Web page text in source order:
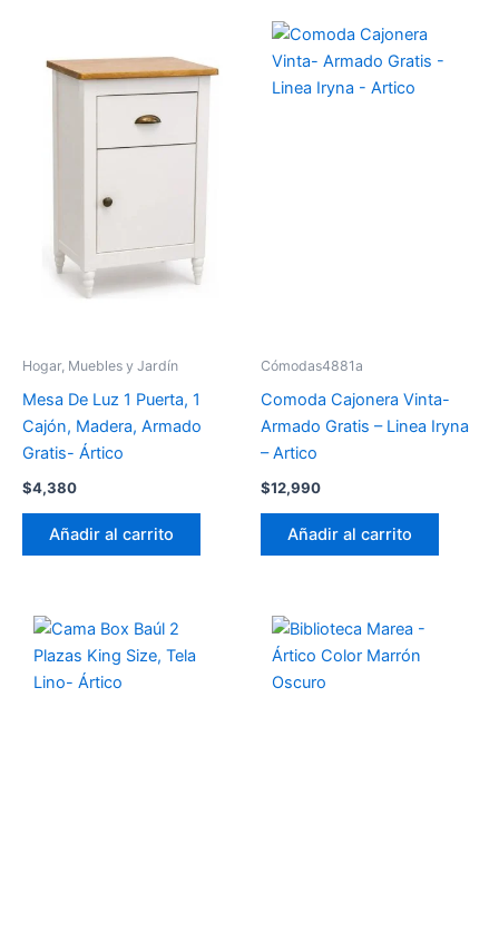
Hogar, Muebles y Jardín
Mesa De Luz 1 Puerta, 1
Cajón, Madera, Armado
Gratis- Ártico
$4,380
Añadir al carrito
Cómodas4881a
Comoda Cajonera Vinta-
Armado Gratis – Linea Iryna
– Artico
$12,990
Añadir al carrito